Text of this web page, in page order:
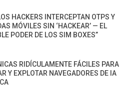
HACKERS INTERCEPTAN OTPS Y
MÓVILES SIN ‘HACKEAR’ — EL
PODER DE LOS SIM BOXES”
RIDÍCULAMENTE FÁCILES PARA
Y EXPLOTAR NAVEGADORES DE IA